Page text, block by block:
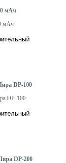
мАч
мАч
DP-100
DP-100
DP-200